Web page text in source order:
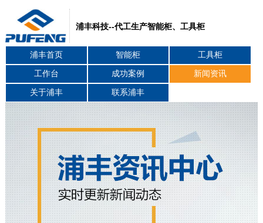
浦丰科技--代工生产智能柜、工具柜
浦丰首页 智能柜 工具柜
工作台 成功案例 新闻资讯
关于浦丰 联系浦丰